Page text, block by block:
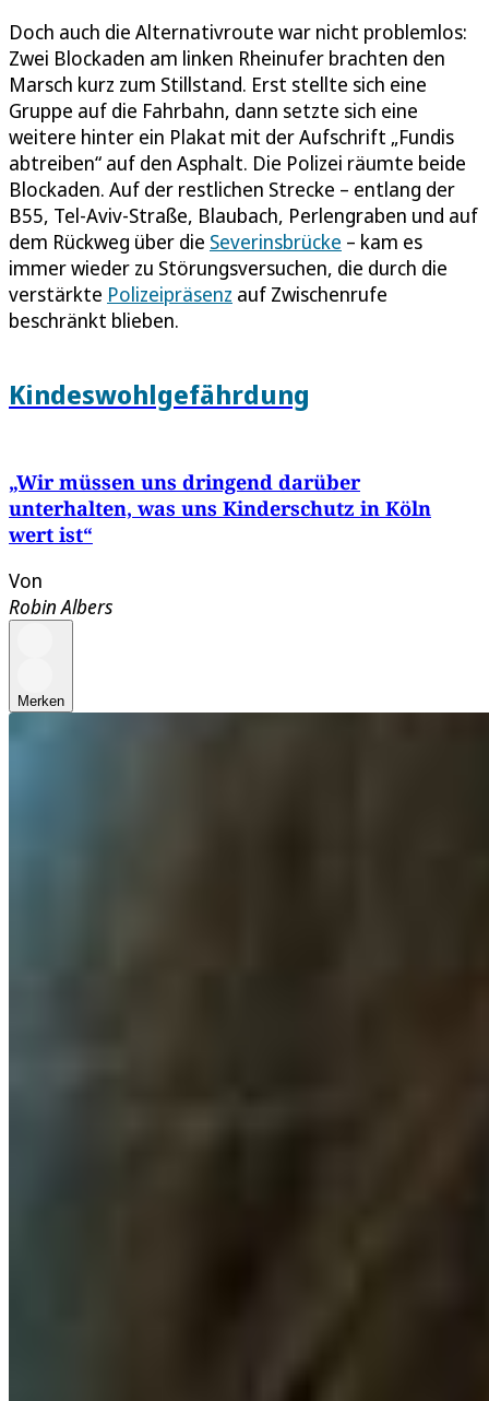
Doch auch die Alternativroute war nicht problemlos:
Zwei Blockaden am linken Rheinufer brachten den
Marsch kurz zum Stillstand. Erst stellte sich eine
Gruppe auf die Fahrbahn, dann setzte sich eine
weitere hinter ein Plakat mit der Aufschrift „Fundis
abtreiben“ auf den Asphalt. Die Polizei räumte beide
Blockaden. Auf der restlichen Strecke – entlang der
B55, Tel-Aviv-Straße, Blaubach, Perlengraben und auf
dem Rückweg über die Severinsbrücke – kam es
immer wieder zu Störungsversuchen, die durch die
verstärkte Polizeipräsenz auf Zwischenrufe
beschränkt blieben.
Kindeswohlgefährdung
„Wir müssen uns dringend darüber
unterhalten, was uns Kinderschutz in Köln
wert ist“
Von
Robin Albers
Merken